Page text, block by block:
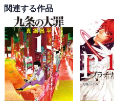
関連する作品